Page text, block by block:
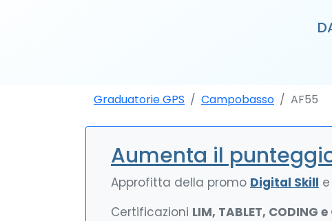
Graduatorie GPS Campobasso AF55
Aumenta il
Approfitta della promo Digital Skill
Certificazioni LIM, TABLET, CODING e